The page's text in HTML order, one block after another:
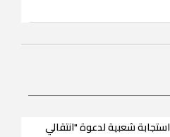
استجابة شعبية لدعوة "انتقالي